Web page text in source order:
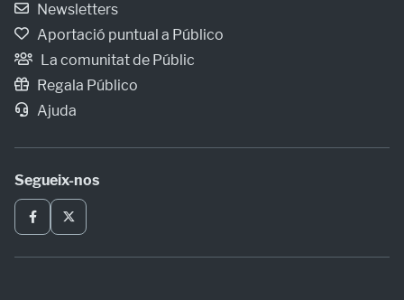
Newsletters
Aportació puntual a Público
La comunitat de Públic
Regala Público
Ajuda
Segueix-nos